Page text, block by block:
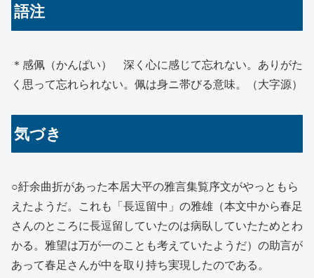
に罷なり申候遠方御かけあひニ
よろこはしくおほへ候
かゝせ可被下候取込用事のミ
六月七日 五老
語注
＊感佩（かんぱい） 深く心に感じて忘れない。ありがた
く思って忘れられない。佩は身ニ帯びる意味。（大字源）
気づき
○紆余曲折があった本居大平の雅言集覧序文がやっともら
えたようだ。これも「長逗留中」の雅雄（本文中から春足
さんのところに長逗留していたのは病臥していたためとわ
かる。雅望は万が一のことも考えていたようだ）の助言が
あって春足さんが中を取り持ち実現したのである。